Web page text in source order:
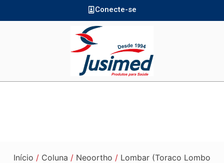
Conecte-se
Início / Coluna / Neoortho / Lombar (Toraco Lombo